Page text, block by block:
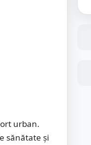
urban.
sănătate și